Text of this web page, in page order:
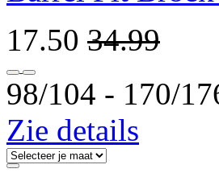
17.50 34.99
98/104 ‐ 170/
Zie details